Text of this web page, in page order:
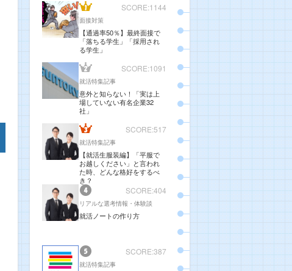
SCORE:1144
面接対策
【通過率50％】最終面接で
「落ちる学生」「採用され
る学生」
SCORE:1091
就活特集記事
意外と知らない！「実は上
場していない有名企業32
社」
SCORE:517
就活特集記事
【就活生服装編】「平服で
お越しください」と言われ
た時、どんな格好をするべ
き？
SCORE:404
リアルな選考情報・体験談
就活ノートの作り方
SCORE:387
就活特集記事